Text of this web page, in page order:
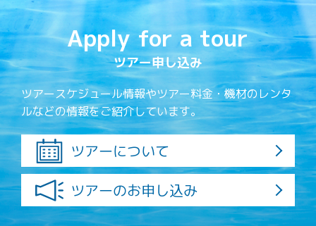
Apply for a tour
ツアー申し込み
ツアースケジュール情報やツアー料金・機材のレンタ
ルなどの情報をご紹介しています。
ツアーについて
ツアーのお申し込み